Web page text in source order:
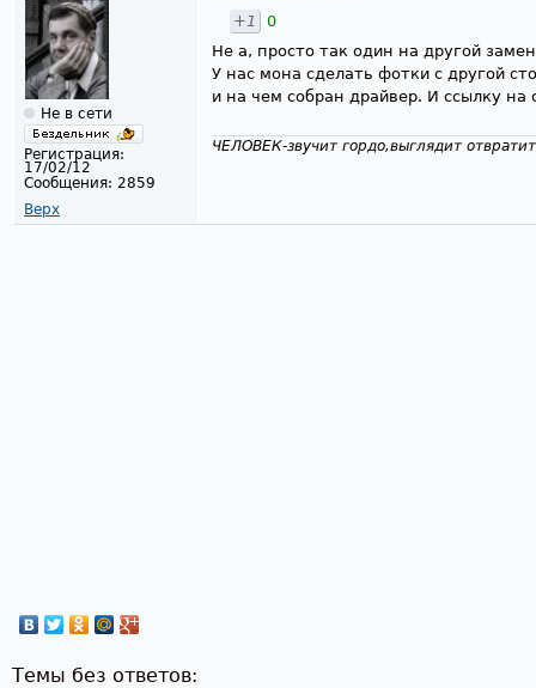
Не в сети
Регистрация:
17/02/12
Сообщения: 2859
Верх
+1
0
Не а, просто так один на другой
У нас мона сделать фотки с другой
и на чем собран драйвер. И ссылку на
ЧЕЛОВЕК-звучит гордо,выглядит
Темы без ответов: